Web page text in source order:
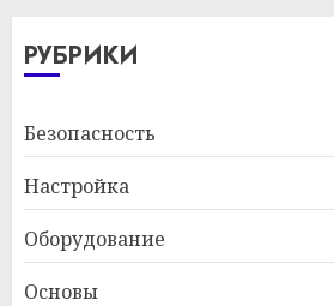
РУБРИКИ
Безопасность
Настройка
Оборудование
Основы